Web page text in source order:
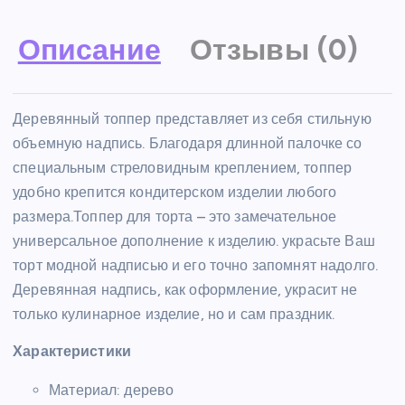
Описание Отзывы (0)
Деревянный топпер представляет из себя стильную
объемную надпись. Благодаря длинной палочке со
специальным стреловидным креплением, топпер
удобно крепится кондитерском изделии любого
размера.Топпер для торта – это замечательное
универсальное дополнение к изделию. украсьте Ваш
торт модной надписью и его точно запомнят надолго.
Деревянная надпись, как оформление, украсит не
только кулинарное изделие, но и сам праздник.
Характеристики
Материал: дерево